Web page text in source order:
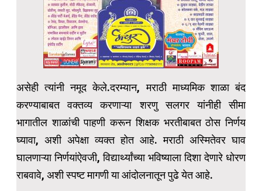
असेही त्यांनी नमूद केले.दरम्यान, मराठी माध्यमिक शाळा बंद
करण्याबाबत वक्तव्य करणाऱ्या शरणु सलगर यांनीही सीमा
भागातील शाळांची पाहणी करून शिक्षक भरतीबाबत ठोस निर्णय
घ्यावा, अशी अपेक्षा व्यक्त होत आहे. मराठी अस्मितेवर घाव
घालणाऱ्या निर्णयांऐवजी, विद्यार्थ्यांच्या भविष्याला दिशा देणारे धोरण
राबवावे, अशी स्पष्ट मागणी या आंदोलनातून पुढे येत आहे.